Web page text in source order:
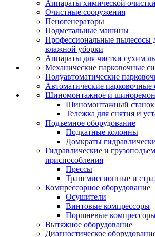
Аппараты химической очистки
Очистные сооружения
Пеногенераторы
Подметальные машины
Профессиональные пылесосы
влажной уборки
Аппараты для чистки сухим
Механические парковочные
Полуавтоматические
Автоматические парковочные
Шиномонтажное и
Шиномонтажный станок
Тележка для снятия и
Подъемное оборудование
Подкатные колонны
Домкраты
Гидравлические и
приспособления
Прессы
Трансмиссионные и
Компрессорное оборудование
Осушители
Винтовые компрессоры
Поршневые
Вытяжное оборудование
Диагностическое